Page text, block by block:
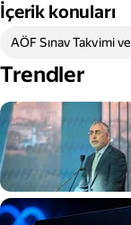
İçerik konuları
AÖF Sınav Takvimi
Trendler